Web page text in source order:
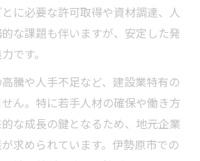
に必要な許可取得や資材調達、人
な課題も伴いますが、安定した発
です。
騰や人手不足など、建設業特有の
ん。特に若手人材の確保や働き方
な成長の鍵となるため、地元企業
求められています。伊勢原市での